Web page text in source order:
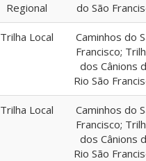
Regional
do São
Trilha Local
Caminhos do
Francisco;
dos Cânions
Rio São
Trilha Local
Caminhos do
Francisco;
dos Cânions
Rio São